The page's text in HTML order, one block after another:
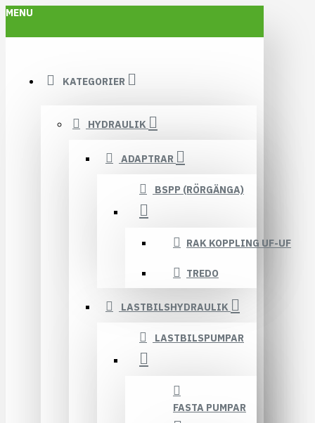
MENU
KATEGORIER
HYDRAULIK
ADAPTRAR
BSPP (RÖRGÄNGA)
RAK KOPPLING UF-UF
TREDO
LASTBILSHYDRAULIK
LASTBILSPUMPAR
FASTA PUMPAR